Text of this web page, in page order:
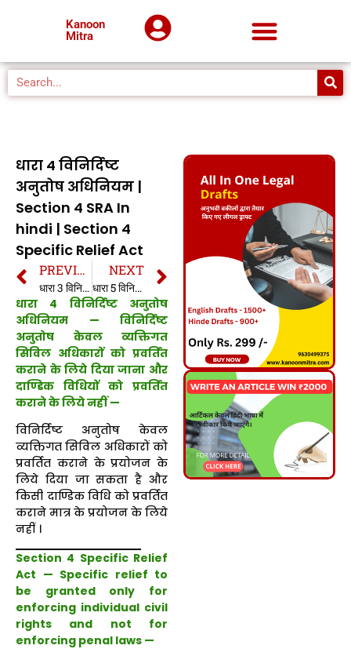
Kanoon
Mitra
धारा 4 विनिर्दिष्ट
अनुतोष अधिनियम |
Section 4 SRA In
hindi | Section 4
Specific Relief Act
PREVIOUS
धारा 3 विनिर्दिष्ट अनुतोष अधिनियम | Section 3 SRA In hindi | Section 3 Specific Relief Act
NEXT
धारा 5 विनिर्दिष्ट अनुतोष अधिनियम | Section 5 SRA In hindi | Section 5 Specific Relief Act
धारा 4 विनिर्दिष्ट अनुतोष
अधिनियम — विनिर्दिष्ट
अनुतोष केवल व्यक्तिगत
सिविल अधिकारों को प्रवर्तित
कराने के लिये दिया जाना और
दाण्डिक विधियों को प्रवर्तित
कराने के लिये नहीं —
विनिर्दिष्ट अनुतोष केवल
व्यक्तिगत सिविल अधिकारों को
प्रवर्तित कराने के प्रयोजन के
लिये दिया जा सकता है और
किसी दाण्डिक विधि को प्रवर्तित
कराने मात्र के प्रयोजन के लिये
नहीं ।
Section 4 Specific Relief
Act — Specific relief to
be granted only for
enforcing individual civil
rights and not for
enforcing penal laws —